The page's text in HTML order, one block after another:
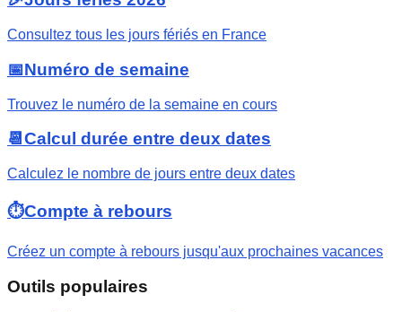
Consultez tous les jours fériés en France
📅Numéro de semaine
Trouvez le numéro de la semaine en cours
📆 Calcul durée entre deux dates
Calculez le nombre de jours entre deux dates
⏱️Compte à rebours
Créez un compte à rebours jusqu'aux prochaines vacances
Outils populaires